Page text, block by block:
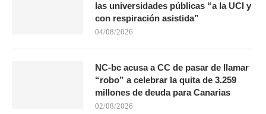
las universidades públicas “a la UCI y
con respiración asistida”
04/08/2026
NC-bc acusa a CC de pasar de llamar
“robo” a celebrar la quita de 3.259
millones de deuda para Canarias
02/08/2026